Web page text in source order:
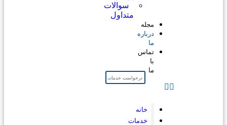
سوالات
متداول
مجله
درباره
ما
تماس
با
ما
خانه
خدمات
درخواست خدمات